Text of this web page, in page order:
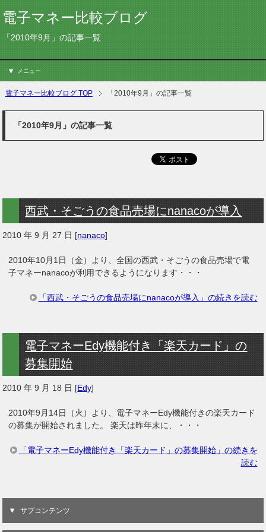
電子マネー比較ブログ
「2010年9月」の記事一覧
メニュー
電子マネー比較ブログ TOP 「2010年9月」の記事一覧
「2010年9月」の記事一覧
西武・そごうの食品売場にnanacoが導入
2010 年 9 月 27 日 [nanaco]
2010年10月1日（金）より、全国の西武・そごうの食品売場で電
子マネーnanacoが利用できるようになります・・・
「西武・そごうの食品売場にnanacoが導入」の続きを読む
電子マネーEdy機能付き「楽天カード」の
募集開始
2010 年 9 月 18 日 [Edy]
2010年9月14日（火）より、電子マネーEdy機能付きの楽天カード
の募集が開始されました。 楽天は昨年末に、・・・
「電子マネーEdy機能付き「楽天カード」の募集開始」の続きを
読む
サブコンテンツ